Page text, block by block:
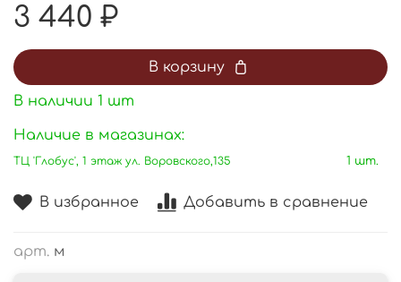
В избранное Добавить в сравнение
арт. м
3 440 ₽
В корзину
В наличии 1 шт
Наличие в магазинах:
ТЦ 'Глобус', 1 этаж ул. Воровского,135 1 шт.